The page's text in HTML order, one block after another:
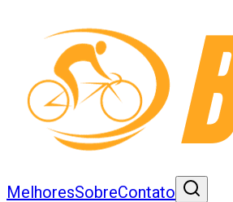
MelhoresSobreContato